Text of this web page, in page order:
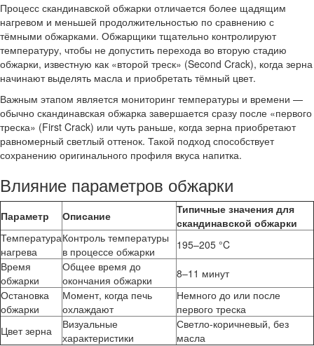
Процесс скандинавской обжарки отличается более щадящим
нагревом и меньшей продолжительностью по сравнению с
тёмными обжарками. Обжарщики тщательно контролируют
температуру, чтобы не допустить перехода во вторую стадию
обжарки, известную как «второй треск» (Second Crack), когда зерна
начинают выделять масла и приобретать тёмный цвет.
Важным этапом является мониторинг температуры и времени —
обычно скандинавская обжарка завершается сразу после «первого
треска» (First Crack) или чуть раньше, когда зерна приобретают
равномерный светлый оттенок. Такой подход способствует
сохранению оригинального профиля вкуса напитка.
Влияние параметров обжарки
Параметр Описание
Типичные значения для
скандинавской обжарки
Температура
нагрева
Контроль температуры
в процессе обжарки
195–205 °C
Время
обжарки
Общее время до
окончания обжарки
8–11 минут
Остановка
обжарки
Момент, когда печь
охлаждают
Немного до или после
первого треска
Цвет зерна
Визуальные
характеристики
Светло-коричневый, без
масла